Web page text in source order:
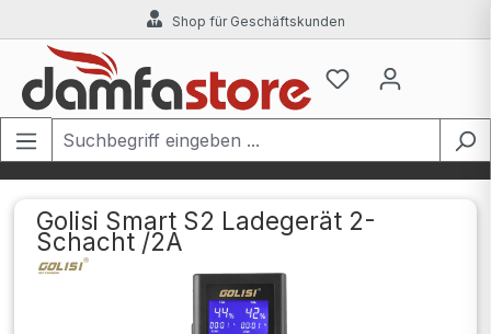
Zum Hauptinhalt springenShop für Geschäftskunden
Golisi Smart S2 Ladegerät 2-
Schacht /2A
Bildergalerie überspringen